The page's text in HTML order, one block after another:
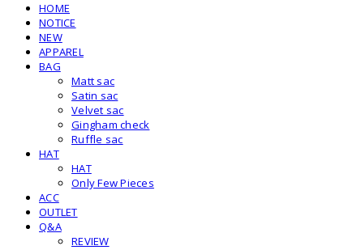
HOME
NOTICE
NEW
APPAREL
BAG
Matt sac
Satin sac
Velvet sac
Gingham check
Ruffle sac
HAT
HAT
Only Few Pieces
ACC
OUTLET
Q&A
REVIEW